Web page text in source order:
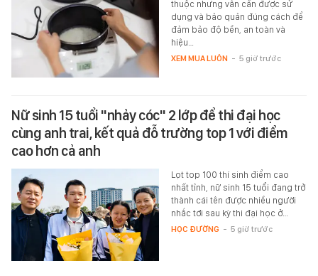
thuộc nhưng vẫn cần được sử
dụng và bảo quản đúng cách để
đảm bảo độ bền, an toàn và
hiệu…
XEM MUA LUÔN - 5 giờ trước
Nữ sinh 15 tuổi "nhảy cóc" 2 lớp để thi đại học
cùng anh trai, kết quả đỗ trường top 1 với điểm
cao hơn cả anh
Lọt top 100 thí sinh điểm cao
nhất tỉnh, nữ sinh 15 tuổi đang trở
thành cái tên được nhiều người
nhắc tới sau kỳ thi đại học ở…
HỌC ĐƯỜNG - 5 giờ trước